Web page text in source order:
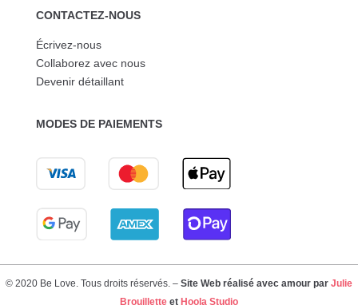
CONTACTEZ-NOUS
Écrivez-nous
Collaborez avec nous
Devenir détaillant
MODES DE PAIEMENTS
© 2020 Be Love. Tous droits réservés. – Site Web réalisé avec amour par Julie
Brouillette et Hoola Studio